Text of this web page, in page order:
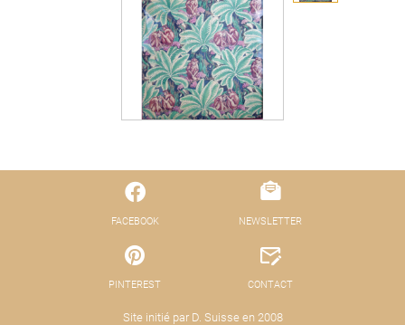
FACEBOOK
PINTEREST
Site initié par D. Suisse en 2008
NEWSLETTER
CONTACT